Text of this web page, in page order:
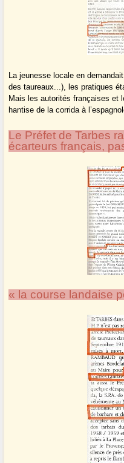
La jeunesse locale en
des taureaux...), les pratiques
Mais les autorités françaises et
hantise de la corrida à
Le Préfet de Tarbes
écarteurs français,
« la course landaise